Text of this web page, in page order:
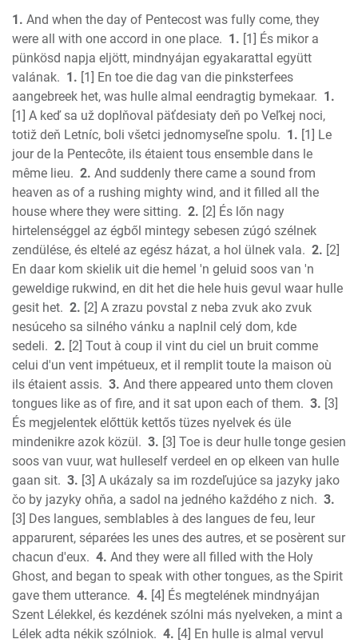
2 Kings
1 Chronicles
2 Chronicles
Ezra
Nehemiah
Esther
Job
Psalms
Proverbs
Ecclesiastes
S of Solomon
Isaiah
Jeremiah
Lamentations
Ezekiel
Daniel
Hosea
Joel
Amos
Obadiah
Jonah
Micah
Nahum
Habakkuk
Zephaniah
Haggai
Zechariah
New Testament
Malachi
1. And when the day of Pentecost was fully come, they
were all with one accord in one place. 1. [1] És mikor a
pünkösd napja eljött, mindnyájan egyakarattal együtt
valának. 1. [1] En toe die dag van die pinksterfees
aangebreek het, was hulle almal eendragtig bymekaar. 1.
[1] A keď sa už doplňoval päťdesiaty deň po Veľkej noci,
totiž deň Letníc, boli všetci jednomyseľne spolu. 1. [1] Le
jour de la Pentecôte, ils étaient tous ensemble dans le
même lieu. 2. And suddenly there came a sound from
heaven as of a rushing mighty wind, and it filled all the
house where they were sitting. 2. [2] És lőn nagy
hirtelenséggel az égből mintegy sebesen zúgó szélnek
zendülése, és eltelé az egész házat, a hol ülnek vala. 2. [2]
En daar kom skielik uit die hemel 'n geluid soos van 'n
geweldige rukwind, en dit het die hele huis gevul waar hulle
gesit het. 2. [2] A zrazu povstal z neba zvuk ako zvuk
nesúceho sa silného vánku a naplnil celý dom, kde
sedeli. 2. [2] Tout à coup il vint du ciel un bruit comme
celui d'un vent impétueux, et il remplit toute la maison où
ils étaient assis. 3. And there appeared unto them cloven
tongues like as of fire, and it sat upon each of them. 3. [3]
És megjelentek előttük kettős tüzes nyelvek és üle
mindenikre azok közül. 3. [3] Toe is deur hulle tonge gesien
soos van vuur, wat hulleself verdeel en op elkeen van hulle
gaan sit. 3. [3] A ukázaly sa im rozdeľujúce sa jazyky jako
čo by jazyky ohňa, a sadol na jedného každého z nich. 3.
[3] Des langues, semblables à des langues de feu, leur
apparurent, séparées les unes des autres, et se posèrent sur
chacun d'eux. 4. And they were all filled with the Holy
Ghost, and began to speak with other tongues, as the Spirit
gave them utterance. 4. [4] És megtelének mindnyájan
Szent Lélekkel, és kezdének szólni más nyelveken, a mint a
Lélek adta nékik szólniok. 4. [4] En hulle is almal vervul